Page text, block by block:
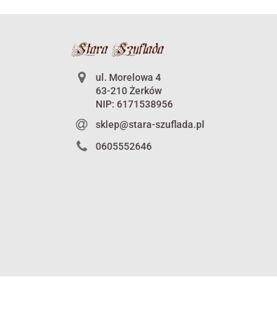
ul. Morelowa 4
63-210 Żerków
NIP: 6171538956
sklep@stara-szuflada.pl
0605552646